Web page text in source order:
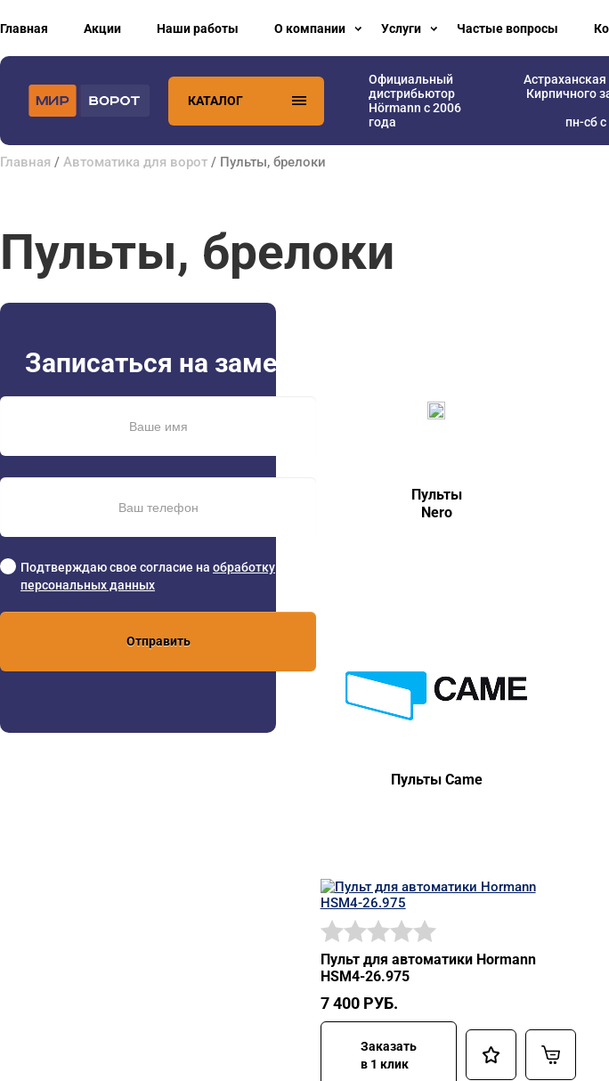
Главная Акции Наши работы О компании Услуги Частые вопросы
КАТАЛОГ
Официальный
дистрибьютор
Hörmann с 2006
года
Астраханская
Кирпичного
пн-сб
Главная / Автоматика для ворот / Пульты, брелоки
Пульты, брелоки
Записаться на замер
Подтверждаю свое согласие на обработку
персональных данных
Отправить
Пульты
Nero
Пульты Came
Пульт для автоматики Hormann
HSM4-26.975
7 400 РУБ.
Заказать
в 1 клик